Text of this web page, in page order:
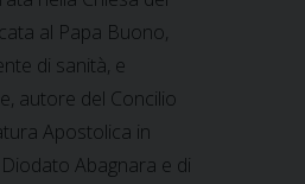
al Papa Buono,
di sanità, e
autore del Concilio
Apostolica in
Abagnara e di